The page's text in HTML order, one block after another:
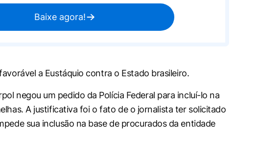
Baixe agora!
a Eustáquio contra o Estado brasileiro.
negou um pedido da Polícia Federal para incluí-lo na
A justificativa foi o fato de o jornalista ter solicitado
sua inclusão na base de procurados da entidade